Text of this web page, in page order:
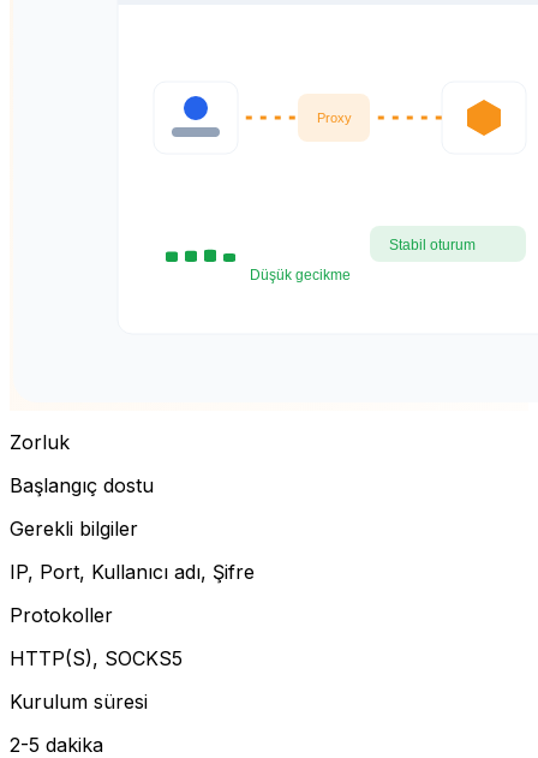
Zorluk
Başlangıç dostu
Gerekli bilgiler
IP, Port, Kullanıcı adı, Şifre
Protokoller
HTTP(S), SOCKS5
Kurulum süresi
2-5 dakika